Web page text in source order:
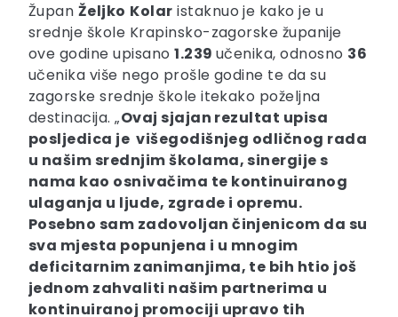
Župan Željko Kolar istaknuo je kako je u
srednje škole Krapinsko-zagorske županije
ove godine upisano1.239učenika, odnosno 36
učenika više nego prošle godine te da su
zagorske srednje škole itekako poželjna
destinacija. „Ovaj sjajan rezultat upisa
posljedica je višegodišnjeg odličnog rada
u našim srednjim školama, sinergije s
nama kao osnivačima te kontinuiranog
ulaganja u ljude, zgrade i opremu.
Posebno sam zadovoljan činjenicom da su
sva mjesta popunjena i u mnogim
deficitarnim zanimanjima, te bih htio još
jednom zahvaliti našim partnerima u
kontinuiranoj promociji upravo tih